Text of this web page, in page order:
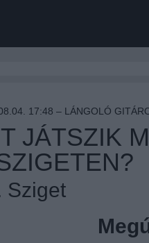
17:48 – LÁNGOLÓ
JÁTSZIK
Sziget